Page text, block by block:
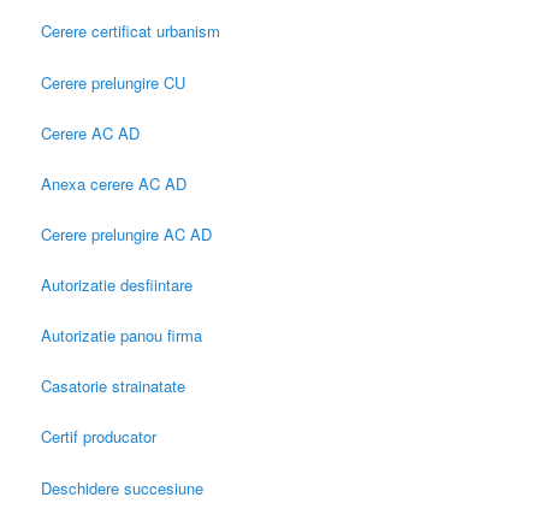
Cerere certificat urbanism
Cerere prelungire CU
Cerere AC AD
Anexa cerere AC AD
Cerere prelungire AC AD
Autorizatie desfiintare
Autorizatie panou firma
Casatorie strainatate
Certif producator
Deschidere succesiune